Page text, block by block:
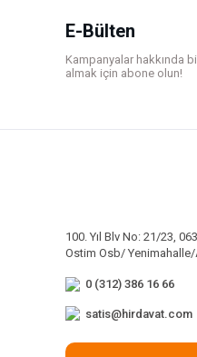
Bu ürüne benzer
E-Bülten
Kampanyalar hakkında
almak için abone olun!
100. Yıl Blv No: 21/23,
Ostim Osb/
0 (312) 386 16 66
satis@hirdavat.com